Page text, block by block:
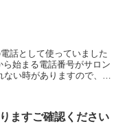
話として使っていました
始まる電話番号がサロン
い時がありますので、留
ますご確認ください